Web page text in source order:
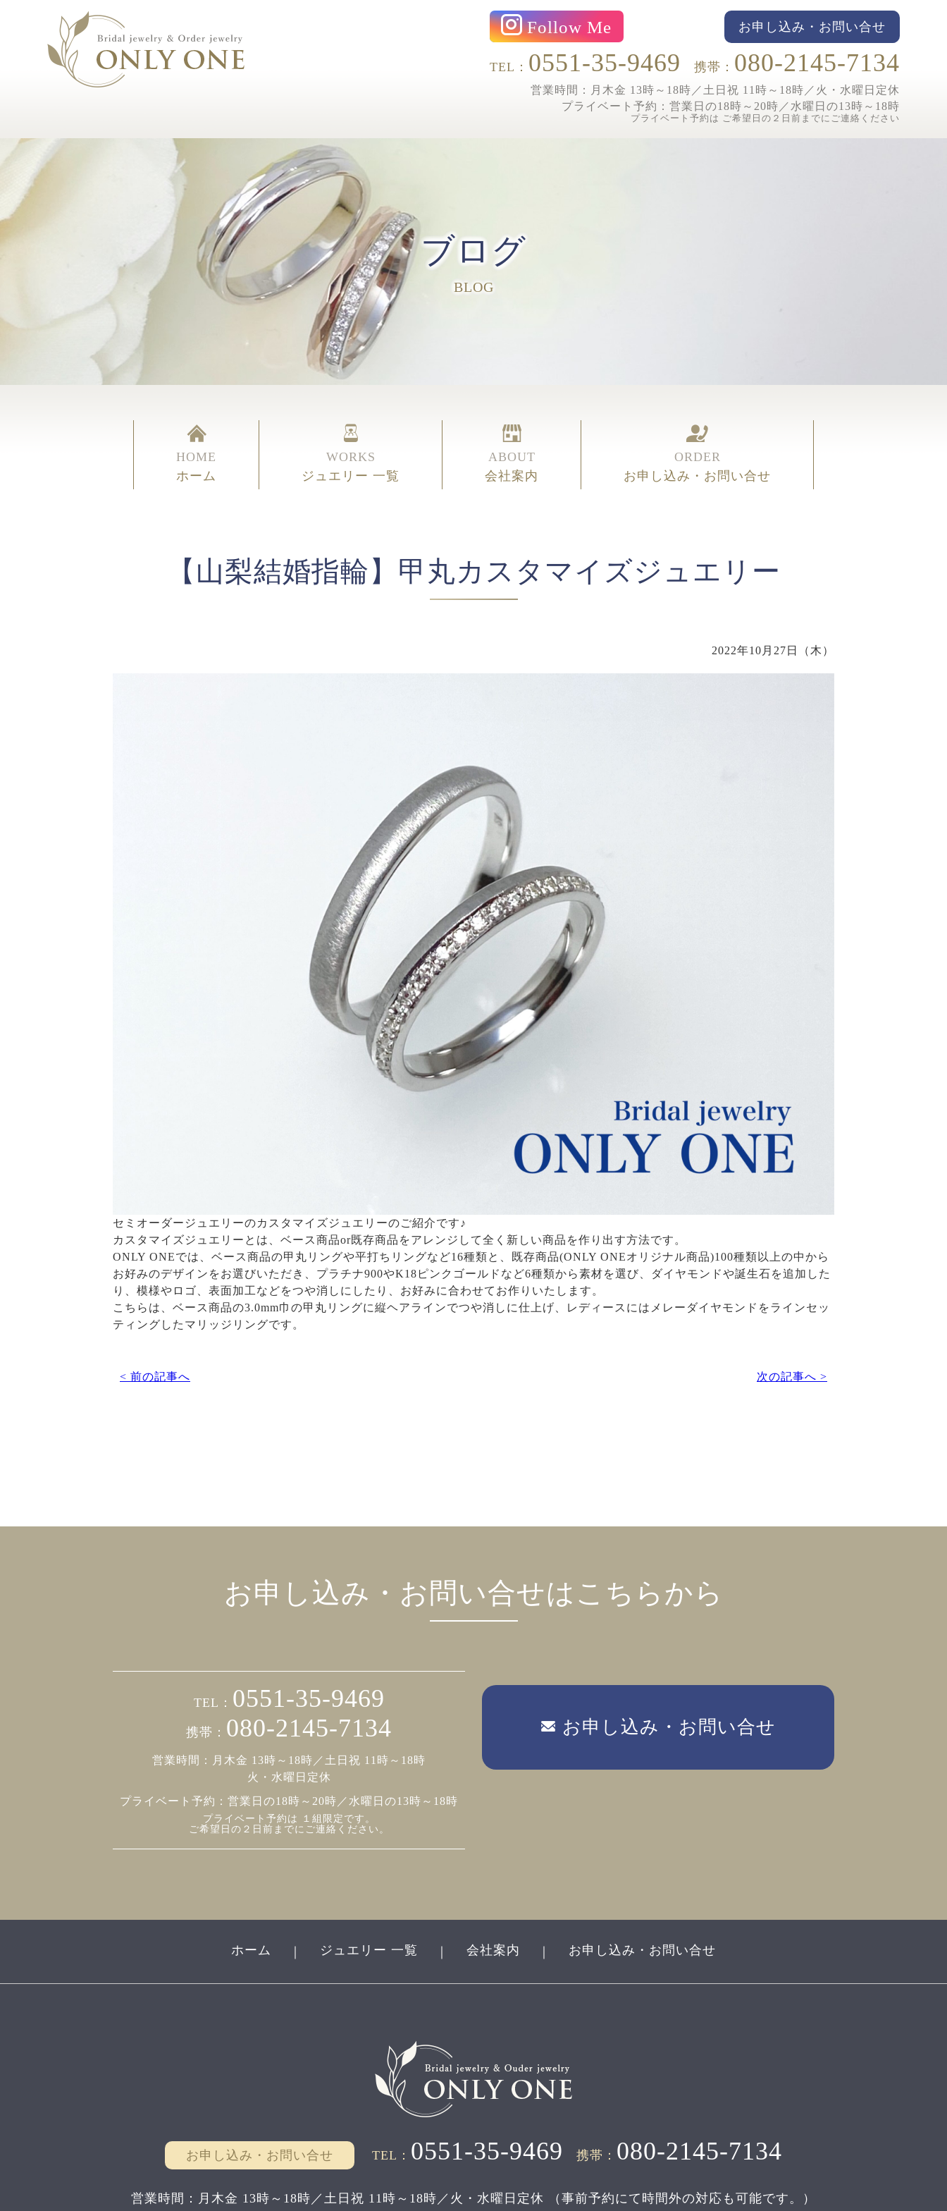
Follow Me お申し込み・お問い合せ
TEL： 0551-35-9469 携帯： 080-2145-7134
営業時間：月木金 13時～18時／土日祝 11時～18時／ 火・水曜日定休
プライベート予約： 営業日の18時～20時／水曜日の13時～18時
プライベート予約は ご希望日の２日前までにご連絡ください
ブログ
BLOG
HOME
ホーム
WORKS
ジュエリー 一覧
ABOUT
会社案内
ORDER
お申し込み・お問い合せ
【山梨結婚指輪】甲丸カスタマイズジュエリー
2022年10月27日（木）
セミオーダージュエリーのカスタマイズジュエリーのご紹介です♪
カスタマイズジュエリーとは、ベース商品or既存商品をアレンジして全く新しい商品を作り出す方法です。
ONLY ONEでは、ベース商品の甲丸リングや平打ちリングなど16種類と、既存商品(ONLY ONEオリジナル商品)100種類以上の中から
お好みのデザインをお選びいただき、プラチナ900やK18ピンクゴールドなど6種類から素材を選び、ダイヤモンドや誕生石を追加した
り、模様やロゴ、表面加工などをつや消しにしたり、お好みに合わせてお作りいたします。
こちらは、ベース商品の3.0mm巾の甲丸リングに縦ヘアラインでつや消しに仕上げ、レディースにはメレーダイヤモンドをラインセッ
ティングしたマリッジリングです。
< 前の記事へ 次の記事へ >
お申し込み・お問い合せはこちらから
TEL： 0551-35-9469
携帯： 080-2145-7134
営業時間：月木金 13時～18時／土日祝 11時～18時
火・水曜日定休
プライベート予約： 営業日の18時～20時／水曜日の13時～18時
プライベート予約は １組限定です。
ご希望日の２日前までにご連絡ください。
お申し込み・お問い合せ
ホーム ジュエリー 一覧 会社案内 お申し込み・お問い合せ
お申し込み・お問い合せ TEL： 0551-35-9469 携帯： 080-2145-7134
営業時間：月木金 13時～18時／土日祝 11時～18時／ 火・水曜日定休 （事前予約にて時間外の対応も可能です。）